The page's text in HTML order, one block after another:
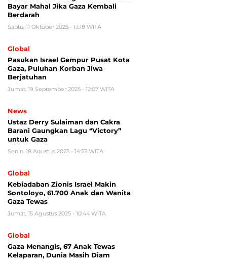
Bayar Mahal Jika Gaza Kembali
Berdarah
Sabtu, 11 Oktober 2025 - 13:18 WITA
Global
Pasukan Israel Gempur Pusat Kota
Gaza, Puluhan Korban Jiwa
Berjatuhan
Jumat, 19 September 2025 - 12:07 WITA
News
Ustaz Derry Sulaiman dan Cakra
Barani Gaungkan Lagu “Victory”
untuk Gaza
Senin, 18 Agustus 2025 - 14:53 WITA
Global
Kebiadaban Zionis Israel Makin
Sontoloyo, 61.700 Anak dan Wanita
Gaza Tewas
Jumat, 15 Agustus 2025 - 10:44 WITA
Global
Gaza Menangis, 67 Anak Tewas
Kelaparan, Dunia Masih Diam